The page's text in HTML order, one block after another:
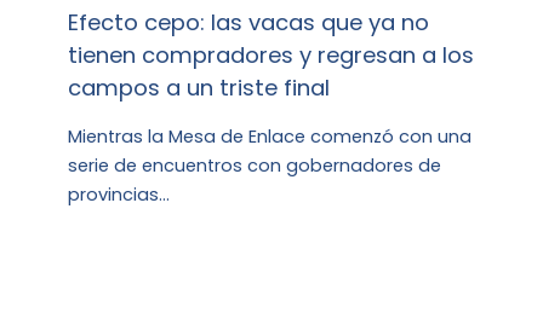
Efecto cepo: las vacas que ya no
tienen compradores y regresan a los
campos a un triste final
Mientras la Mesa de Enlace comenzó con una
serie de encuentros con gobernadores de
provincias…